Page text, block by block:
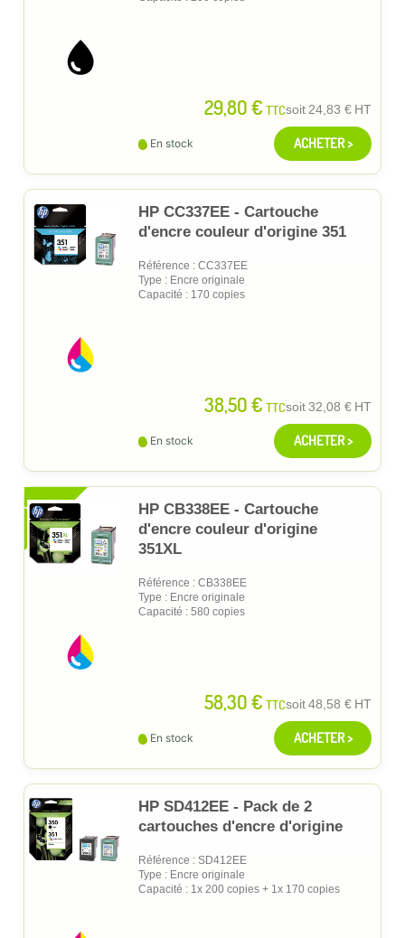
29,80 € TTCsoit24,83 € HT
En stock ACHETER >
HP CC337EE - Cartouche
d'encre couleur d'origine 351
Référence : CC337EE
Type : Encre originale
Capacité : 170 copies
38,50 € TTCsoit32,08 € HT
En stock ACHETER >
XL
HP CB338EE - Cartouche
d'encre couleur d'origine
351XL
Référence : CB338EE
Type : Encre originale
Capacité : 580 copies
58,30 € TTCsoit48,58 € HT
En stock ACHETER >
HP SD412EE - Pack de 2
cartouches d'encre d'origine
Référence : SD412EE
Type : Encre originale
Capacité : 1x 200 copies + 1x 170 copies